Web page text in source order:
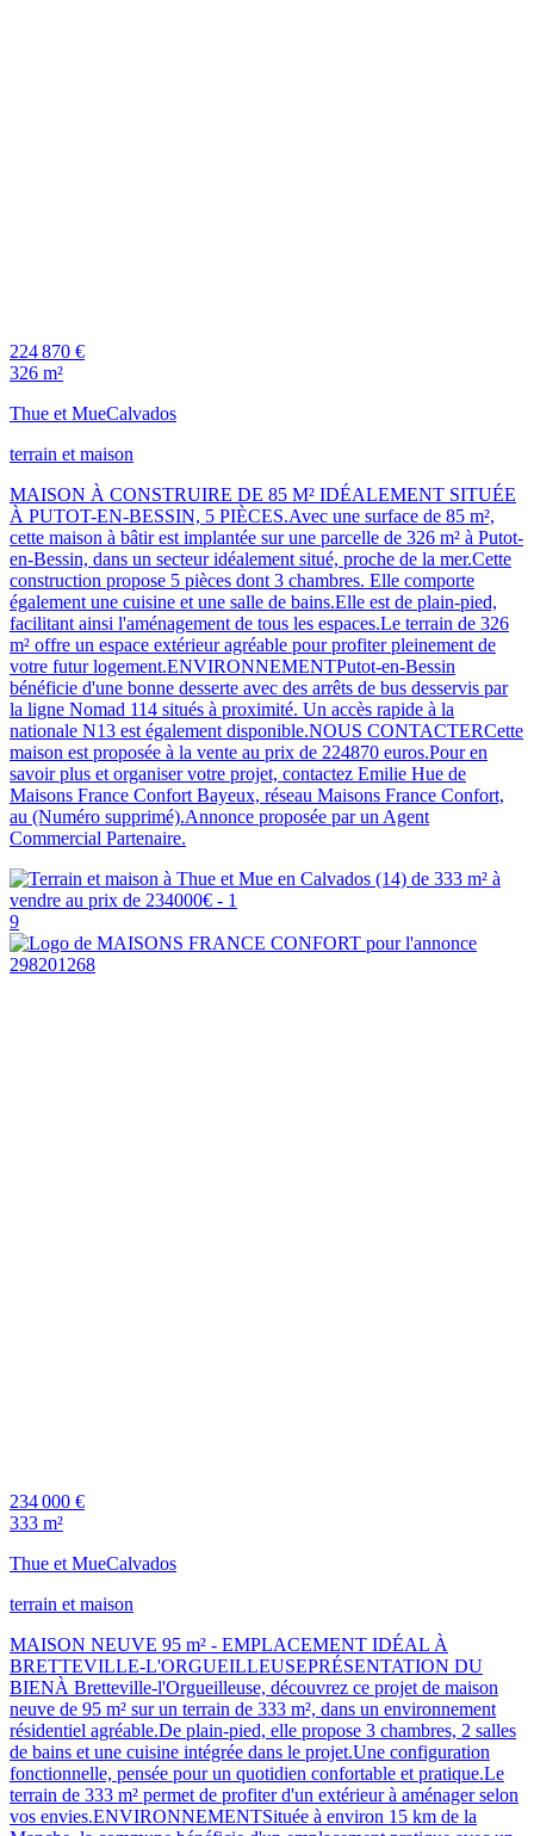
224 870 €
326 m²
Thue et MueCalvados
terrain et maison
MAISON À CONSTRUIRE DE 85 M² IDÉALEMENT SITUÉE
À PUTOT-EN-BESSIN, 5 PIÈCES.Avec une surface de 85 m²,
cette maison à bâtir est implantée sur une parcelle de 326 m² à Putot-
en-Bessin, dans un secteur idéalement situé, proche de la mer.Cette
construction propose 5 pièces dont 3 chambres. Elle comporte
également une cuisine et une salle de bains.Elle est de plain-pied,
facilitant ainsi l'aménagement de tous les espaces.Le terrain de 326
m² offre un espace extérieur agréable pour profiter pleinement de
votre futur logement.ENVIRONNEMENTPutot-en-Bessin
bénéficie d'une bonne desserte avec des arrêts de bus desservis par
la ligne Nomad 114 situés à proximité. Un accès rapide à la
nationale N13 est également disponible.NOUS CONTACTERCette
maison est proposée à la vente au prix de 224870 euros.Pour en
savoir plus et organiser votre projet, contactez Emilie Hue de
Maisons France Confort Bayeux, réseau Maisons France Confort,
au (Numéro supprimé).Annonce proposée par un Agent
Commercial Partenaire.
9
234 000 €
333 m²
Thue et MueCalvados
terrain et maison
MAISON NEUVE 95 m² - EMPLACEMENT IDÉAL À
BRETTEVILLE-L'ORGUEILLEUSEPRÉSENTATION DU
BIENÀ Bretteville-l'Orgueilleuse, découvrez ce projet de maison
neuve de 95 m² sur un terrain de 333 m², dans un environnement
résidentiel agréable.De plain-pied, elle propose 3 chambres, 2 salles
de bains et une cuisine intégrée dans le projet.Une configuration
fonctionnelle, pensée pour un quotidien confortable et pratique.Le
terrain de 333 m² permet de profiter d'un extérieur à aménager selon
vos envies.ENVIRONNEMENTSituée à environ 15 km de la